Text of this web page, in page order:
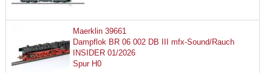
Maerklin 39661
Dampflok BR 06 002 DB III mfx-Sound/Rauch
INSIDER 01/2026
Spur H0